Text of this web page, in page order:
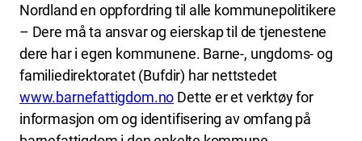
Nordland en oppfordring til alle kommunepolitikere
– Dere må ta ansvar og eierskap til de tjenestene
dere har i egen kommunene. Barne-, ungdoms- og
familiedirektoratet (Bufdir) har nettstedet
www.barnefattigdom.no Dette er et verktøy for
informasjon om og identifisering av omfang på